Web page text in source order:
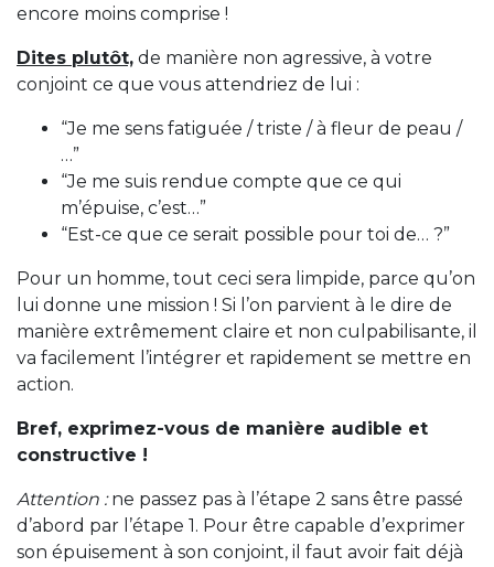
encore moins comprise !
Dites plutôt, de manière non agressive, à votre
conjoint ce que vous attendriez de lui :
“Je me sens fatiguée / triste / à fleur de peau /
…”
“Je me suis rendue compte que ce qui
m’épuise, c’est…”
“Est-ce que ce serait possible pour toi de… ?”
Pour un homme, tout ceci sera limpide, parce qu’on
lui donne une mission ! Si l’on parvient à le dire de
manière extrêmement claire et non culpabilisante, il
va facilement l’intégrer et rapidement se mettre en
action.
Bref, exprimez-vous de manière audible et
constructive !
Attention :ne passez pas à l’étape 2 sans être passé
d’abord par l’étape 1. Pour être capable d’exprimer
son épuisement à son conjoint, il faut avoir fait déjà